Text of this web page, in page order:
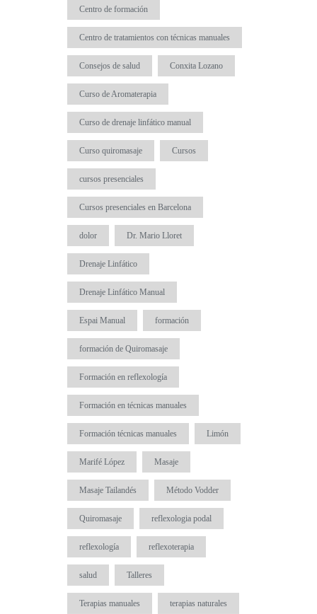
Centro de formación
Centro de tratamientos con técnicas manuales
Consejos de salud Conxita Lozano
Curso de Aromaterapia
Curso de drenaje linfático manual
Curso quiromasaje Cursos
cursos presenciales
Cursos presenciales en Barcelona
dolor Dr. Mario Lloret
Drenaje Linfático
Drenaje Linfático Manual
Espai Manual formación
formación de Quiromasaje
Formación en reflexología
Formación en técnicas manuales
Formación técnicas manuales Limón
Marifé López Masaje
Masaje Tailandés Método Vodder
Quiromasaje reflexologia podal
reflexología reflexoterapia
salud Talleres
Terapias manuales terapias naturales